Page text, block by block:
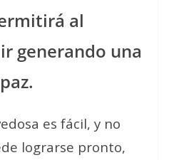
al
generando una
es fácil, y no
lograrse pronto,